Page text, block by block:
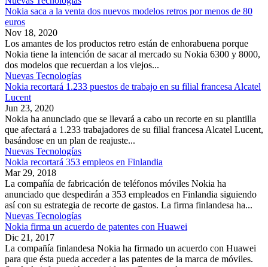
Nokia saca a la venta dos nuevos modelos retros por menos de 80
euros
Nov 18, 2020
Los amantes de los productos retro están de enhorabuena porque
Nokia tiene la intención de sacar al mercado su Nokia 6300 y 8000,
dos modelos que recuerdan a los viejos...
Nuevas Tecnologías
Nokia recortará 1.233 puestos de trabajo en su filial francesa Alcatel
Lucent
Jun 23, 2020
Nokia ha anunciado que se llevará a cabo un recorte en su plantilla
que afectará a 1.233 trabajadores de su filial francesa Alcatel Lucent,
basándose en un plan de reajuste...
Nuevas Tecnologías
Nokia recortará 353 empleos en Finlandia
Mar 29, 2018
La compañía de fabricación de teléfonos móviles Nokia ha
anunciado que despedirán a 353 empleados en Finlandia siguiendo
así con su estrategia de recorte de gastos. La firma finlandesa ha...
Nuevas Tecnologías
Nokia firma un acuerdo de patentes con Huawei
Dic 21, 2017
La compañía finlandesa Nokia ha firmado un acuerdo con Huawei
para que ésta pueda acceder a las patentes de la marca de móviles.